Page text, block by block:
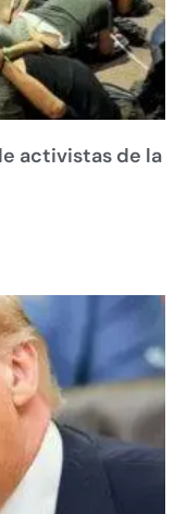
activistas de la